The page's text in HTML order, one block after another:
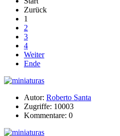
Zurück
1
2
3
4
Weiter
Ende
Autor: Roberto Santa
Zugriffe: 10003
Kommentare: 0